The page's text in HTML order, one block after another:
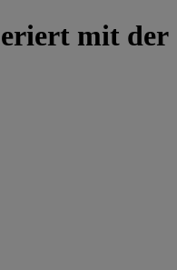
mit der